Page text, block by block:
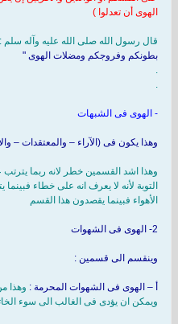
الهوى أن تعدلوا )
قال رسول الله صلى الله عليه وآله سلم :
بطونكم وفروجكم ومضلات الهوى "
.
.
- الهوى فى الشبهات
وهذا يكون فى (الآراء – والمعتقدات –
وهذا اشد القسمين خطر لانه ربما
التوبة لأنه لا يعرف انه على خطاء
الأهواء فبينما يقصدون هذا القسم
2- الهوى فى الشهوات
وينقسم الى قسمين :
أ – الهوى فى الشهوات المحرمة : وهذا
ويمكن ان يؤدى فى الغالب الى سوء